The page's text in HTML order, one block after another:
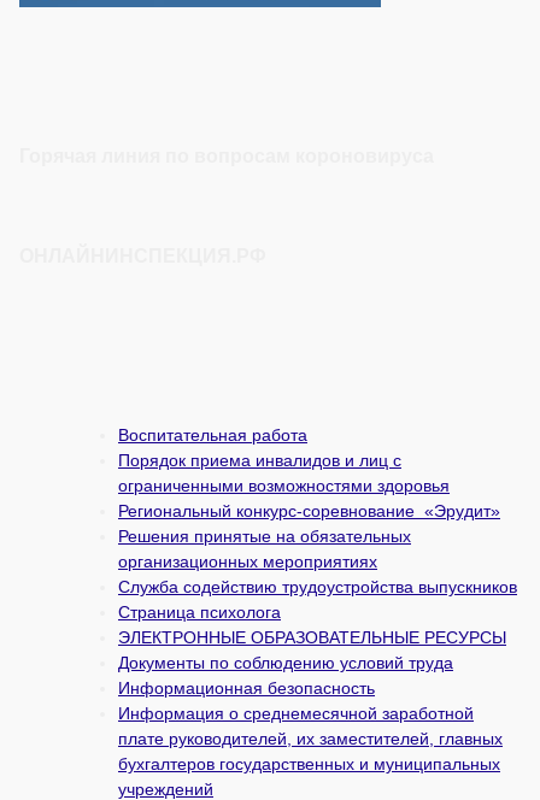
Воспитательная работа
Порядок приема инвалидов и лиц с
ограниченными возможностями здоровья
Региональный конкурс-соревнование «Эрудит»
Решения принятые на обязательных
организационных мероприятиях
Служба содействию трудоустройства выпускников
Страница психолога
ЭЛЕКТРОННЫЕ ОБРАЗОВАТЕЛЬНЫЕ РЕСУРСЫ
Документы по соблюдению условий труда
Информационная безопасность
Информация о среднемесячной заработной
плате руководителей, их заместителей, главных
бухгалтеров государственных и муни­ципальных
учреждений